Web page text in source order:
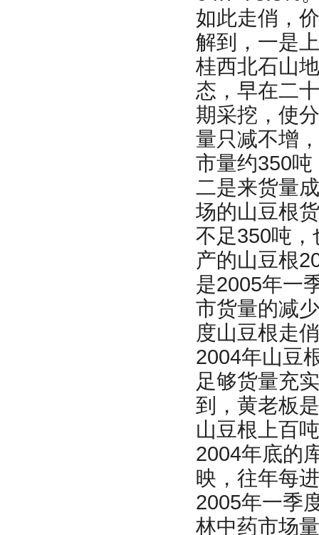
如此走俏，
解到，一是
桂西北石山
态，早在二
期采挖，使
量只减不增
市量约350
二是来货量
场的山豆根
不足350吨
产的山豆根
是2005年一
市货量的减
度山豆根走
2004年山豆
足够货量充
到，黄老板
山豆根上百
2004年底的
映，往年每
2005年一季
林中药市场